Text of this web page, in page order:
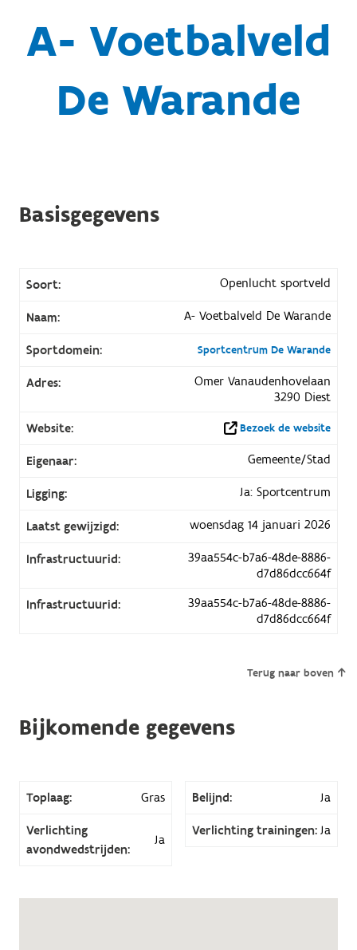
A- Voetbalveld
De Warande
Basisgegevens
Soort: Openlucht sportveld
Naam: A- Voetbalveld De Warande
Sportdomein: Sportcentrum De Warande
Adres:
Omer Vanaudenhovelaan
3290 Diest
Website:
Bezoek de website
Eigenaar: Gemeente/Stad
Ligging: Ja: Sportcentrum
Laatst gewijzigd: woensdag 14 januari 2026
Infrastructuurid:
39aa554c-b7a6-48de-8886-
d7d86dcc664f
Infrastructuurid:
39aa554c-b7a6-48de-8886-
d7d86dcc664f
Terug naar boven
Bijkomende gegevens
Toplaag: Gras Belijnd: Ja
Verlichting
avondwedstrijden:
Ja
Verlichting trainingen: Ja